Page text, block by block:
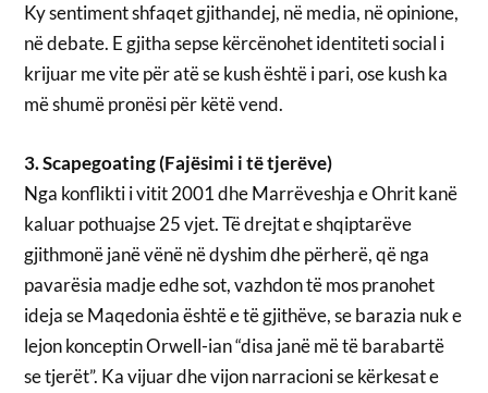
Ky sentiment shfaqet gjithandej, në media, në opinione,
në debate. E gjitha sepse kërcënohet identiteti social i
krijuar me vite për atë se kush është i pari, ose kush ka
më shumë pronësi për këtë vend.
3. Scapegoating (Fajësimi i të tjerëve)
Nga konflikti i vitit 2001 dhe Marrëveshja e Ohrit kanë
kaluar pothuajse 25 vjet. Të drejtat e shqiptarëve
gjithmonë janë vënë në dyshim dhe përherë, që nga
pavarësia madje edhe sot, vazhdon të mos pranohet
ideja se Maqedonia është e të gjithëve, se barazia nuk e
lejon konceptin Orwell-ian “disa janë më të barabartë
se tjerët”. Ka vijuar dhe vijon narracioni se kërkesat e